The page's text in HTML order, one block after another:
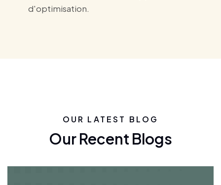
d'optimisation.
OUR LATEST BLOG
Our Recent Blogs